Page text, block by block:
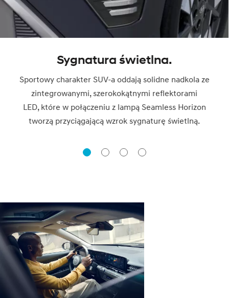
Sygnatura świetlna.
Sportowy charakter SUV-a oddają solidne nadkola ze
zintegrowanymi, szerokokątnymi reflektorami
LED, które w połączeniu z lampą Seamless Horizon
tworzą przyciągającą wzrok sygnaturę świetlną.